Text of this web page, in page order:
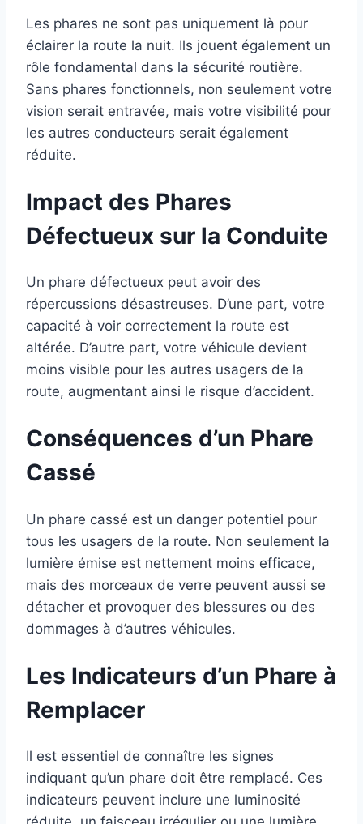
Les phares ne sont pas uniquement là pour
éclairer la route la nuit. Ils jouent également un
rôle fondamental dans la sécurité routière.
Sans phares fonctionnels, non seulement votre
vision serait entravée, mais votre visibilité pour
les autres conducteurs serait également
réduite.
Impact des Phares
Défectueux sur la Conduite
Un phare défectueux peut avoir des
répercussions désastreuses. D’une part, votre
capacité à voir correctement la route est
altérée. D’autre part, votre véhicule devient
moins visible pour les autres usagers de la
route, augmentant ainsi le risque d’accident.
Conséquences d’un Phare
Cassé
Un phare cassé est un danger potentiel pour
tous les usagers de la route. Non seulement la
lumière émise est nettement moins efficace,
mais des morceaux de verre peuvent aussi se
détacher et provoquer des blessures ou des
dommages à d’autres véhicules.
Les Indicateurs d’un Phare à
Remplacer
Il est essentiel de connaître les signes
indiquant qu’un phare doit être remplacé. Ces
indicateurs peuvent inclure une luminosité